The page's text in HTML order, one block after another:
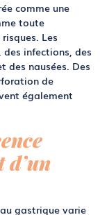
comme une
toute
Les
infections, des
des nausées. Des
de
également
gastrique varie